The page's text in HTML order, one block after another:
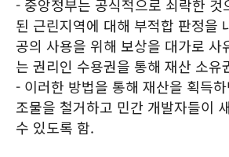
- 중앙정부는 공식적으로 쇠락한 것
된 근린지역에 대해 부적합 판정을
공의 사용을 위해 보상을 대가로 사
는 권리인 수용권을 통해 재산 소유
- 이러한 방법을 통해 재산을 획득
조물을 철거하고 민간 개발자들이
수 있도록 함.